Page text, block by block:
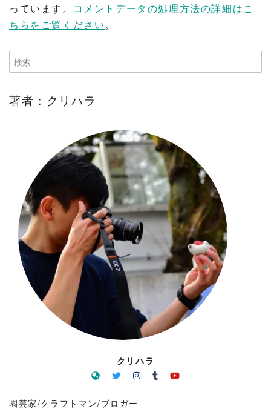
っています。
コメントデータの処理方法の詳細はこ
ちらをご覧ください。
著者：クリハラ
クリハラ
園芸家/クラフトマン/ブロガー